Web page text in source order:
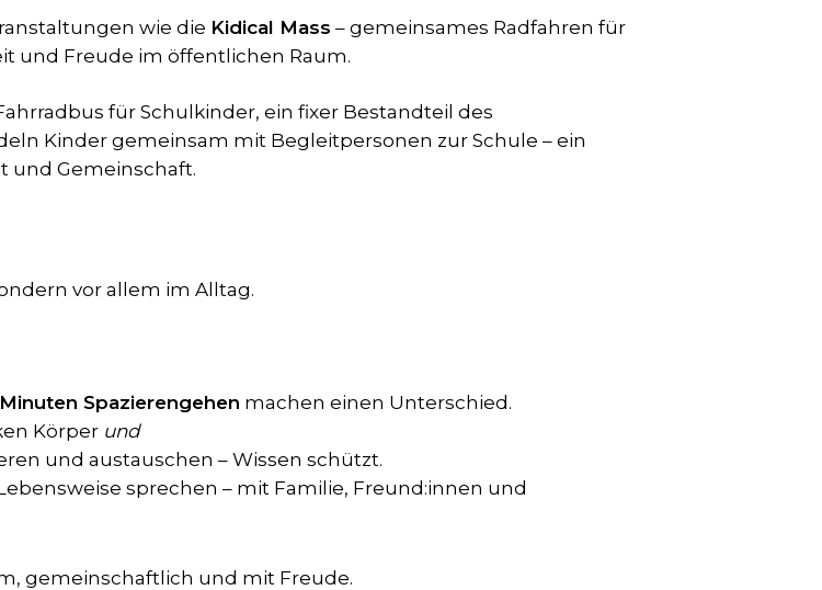
wie die Kidical Mass – gemeinsames Radfahren für
und Freude im öffentlichen Raum.
für Schulkinder, ein fixer Bestandteil des
Kinder gemeinsam mit Begleitpersonen zur Schule – ein
und Gemeinschaft.
vor allem im Alltag.
Spazierengehen machen einen Unterschied.
Körper und
und austauschen – Wissen schützt.
sprechen – mit Familie, Freund:innen und
gemeinschaftlich und mit Freude.